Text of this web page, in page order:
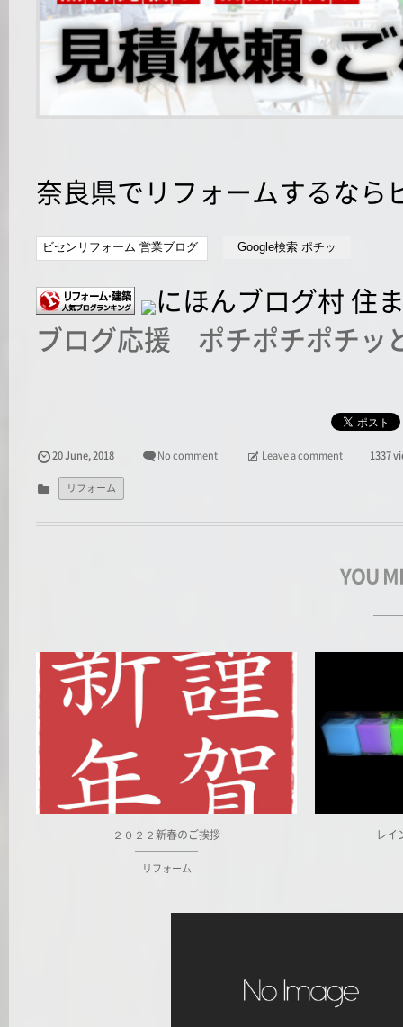
奈良県でリフォームするなら
ブログ応援 ポチポチポチ
20June,2018 No comment Leave a comment 1337
リフォーム
YOU
２０２２新春のご挨拶
リフォーム
レイ